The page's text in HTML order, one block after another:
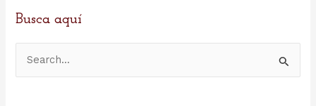
Channel.
de
autora
Busca aquí